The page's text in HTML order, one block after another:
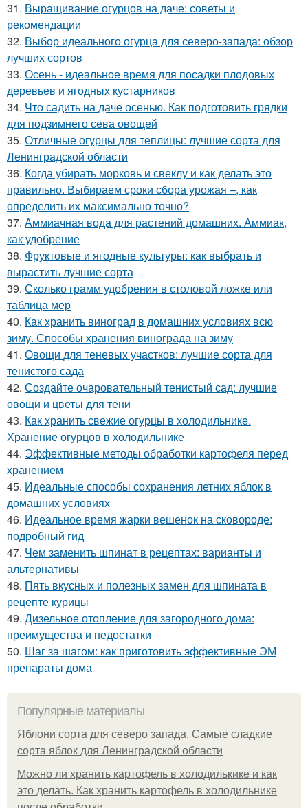
31. Выращивание огурцов на даче: советы и
рекомендации
32. Выбор идеального огурца для северо-запада: обзор
лучших сортов
33. Осень - идеальное время для посадки плодовых
деревьев и ягодных кустарников
34. Что садить на даче осенью. Как подготовить грядки
для подзимнего сева овощей
35. Отличные огурцы для теплицы: лучшие сорта для
Ленинградской области
36. Когда убирать морковь и свеклу и как делать это
правильно. Выбираем сроки сбора урожая –, как
определить их максимально точно?
37. Аммиачная вода для растений домашних. Аммиак,
как удобрение
38. Фруктовые и ягодные культуры: как выбрать и
вырастить лучшие сорта
39. Сколько грамм удобрения в столовой ложке или
таблица мер
40. Как хранить виноград в домашних условиях всю
зиму. Способы хранения винограда на зиму
41. Овощи для теневых участков: лучшие сорта для
тенистого сада
42. Создайте очаровательный тенистый сад: лучшие
овощи и цветы для тени
43. Как хранить свежие огурцы в холодильнике.
Хранение огурцов в холодильнике
44. Эффективные методы обработки картофеля перед
хранением
45. Идеальные способы сохранения летних яблок в
домашних условиях
46. Идеальное время жарки вешенок на сковороде:
подробный гид
47. Чем заменить шпинат в рецептах: варианты и
альтернативы
48. Пять вкусных и полезных замен для шпината в
рецепте курицы
49. Дизельное отопление для загородного дома:
преимущества и недостатки
50. Шаг за шагом: как приготовить эффективные ЭМ
препараты дома
Популярные материалы
Яблони сорта для северо запада. Самые сладкие
сорта яблок для Ленинградской области
Можно ли хранить картофель в холодилькике и как
это делать. Как хранить картофель в холодильнике